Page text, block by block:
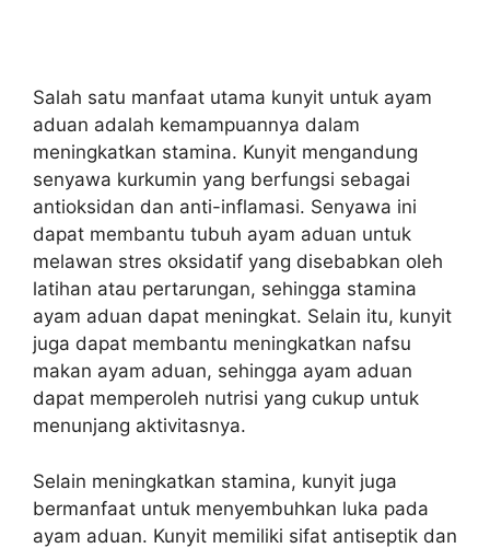
Salah satu manfaat utama kunyit untuk ayam
aduan adalah kemampuannya dalam
meningkatkan stamina. Kunyit mengandung
senyawa kurkumin yang berfungsi sebagai
antioksidan dan anti-inflamasi. Senyawa ini
dapat membantu tubuh ayam aduan untuk
melawan stres oksidatif yang disebabkan oleh
latihan atau pertarungan, sehingga stamina
ayam aduan dapat meningkat. Selain itu, kunyit
juga dapat membantu meningkatkan nafsu
makan ayam aduan, sehingga ayam aduan
dapat memperoleh nutrisi yang cukup untuk
menunjang aktivitasnya.
Selain meningkatkan stamina, kunyit juga
bermanfaat untuk menyembuhkan luka pada
ayam aduan. Kunyit memiliki sifat antiseptik dan